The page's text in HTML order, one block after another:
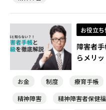
お役立
障害者
らメリ
お金 制度 療育手帳
精神障害
精神障害者保健